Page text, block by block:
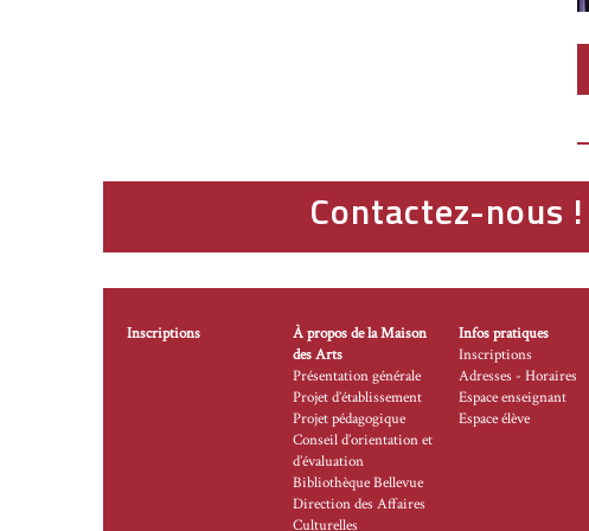
Contactez-nous !
Inscriptions
À propos de la Maison
des Arts
Présentation générale
Projet d’établissement
Projet pédagogique
Conseil d’orientation et
d’évaluation
Bibliothèque Bellevue
Direction des Affaires
Culturelles
Infos pratiques
Inscriptions
Adresses - Horaires
Espace enseignant
Espace élève